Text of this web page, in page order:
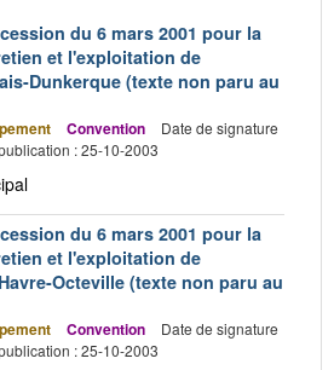
du 6 mars 2001 pour la
et l'exploitation de
Dunkerque (texte non paru au
Convention
Date de signature
: 25-10-2003
du 6 mars 2001 pour la
et l'exploitation de
Octeville (texte non paru au
Convention
Date de signature
: 25-10-2003